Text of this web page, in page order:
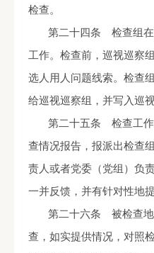
检查。
第二十四条 检查组在
工作。检查前，巡视巡察
选人用人问题线索。检查
给巡视巡察组，并写入巡
第二十五条 检查工作
查情况报告，报派出检查
责人或者党委（党组）负
一并反馈，并有针对性地
第二十六条 被检查地
查，如实提供情况，对照